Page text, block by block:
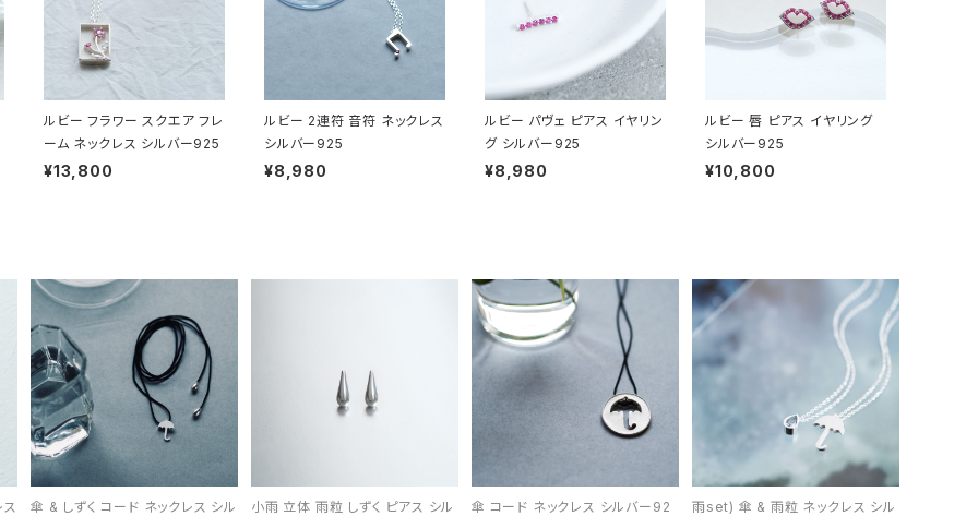
ルビー フラワー スクエア フレ
ーム ネックレス シルバー925
¥13,800
ルビー 2連符 音符 ネックレス
シルバー925
¥8,980
ルビー パヴェ ピアス イヤリン
グ シルバー925
¥8,980
ルビー 唇 ピアス イヤリング
シルバー925
¥10,800
傘 & しずく コード ネックレス シル
小雨 立体 雨粒 しずく ピアス シル
傘 コード ネックレス シルバー92
雨set) 傘 & 雨粒 ネックレス シル